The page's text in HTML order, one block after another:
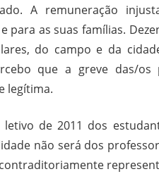
A remuneração
as suas famílias.
do campo e da
que a greve das/os
legítima.
de 2011 dos
não será dos